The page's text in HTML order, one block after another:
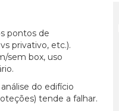
pontos de
privativo, etc.).
sem box, uso
do edifício
tende a falhar.